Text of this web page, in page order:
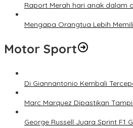
Raport Merah hari anak dalam
Mengapa Orangtua Lebih
Motor Sport
Di Giannantonio Kembali
Marc Marquez Dipastikan
George Russell Juara Sprint F1